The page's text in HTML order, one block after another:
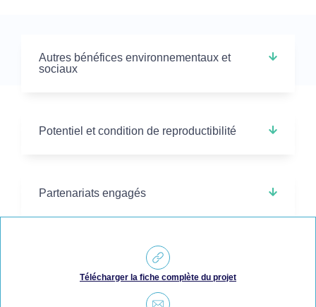
Autres bénéfices environnementaux et
sociaux
Potentiel et condition de reproductibilité
Partenariats engagés
Télécharger la fiche complète du projet